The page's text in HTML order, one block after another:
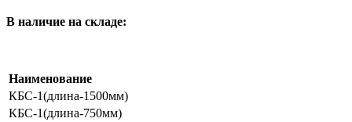
В наличие на складе:
Наименование
КБС-1(длина-1500мм)
КБС-1(длина-750мм)